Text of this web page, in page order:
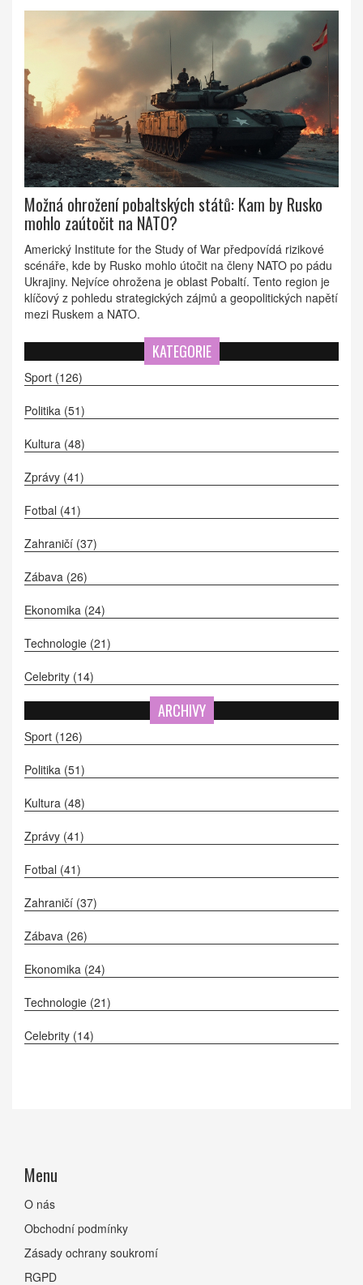
Možná ohrožení pobaltských států: Kam by Rusko
mohlo zaútočit na NATO?
Americký Institute for the Study of War předpovídá rizikové
scénáře, kde by Rusko mohlo útočit na členy NATO po pádu
Ukrajiny. Nejvíce ohrožena je oblast Pobaltí. Tento region je
klíčový z pohledu strategických zájmů a geopolitických napětí
mezi Ruskem a NATO.
KATEGORIE
Sport (126)
Politika (51)
Kultura (48)
Zprávy (41)
Fotbal (41)
Zahraničí (37)
Zábava (26)
Ekonomika (24)
Technologie (21)
Celebrity (14)
ARCHIVY
Sport (126)
Politika (51)
Kultura (48)
Zprávy (41)
Fotbal (41)
Zahraničí (37)
Zábava (26)
Ekonomika (24)
Technologie (21)
Celebrity (14)
Menu
O nás
Obchodní podmínky
Zásady ochrany soukromí
RGPD